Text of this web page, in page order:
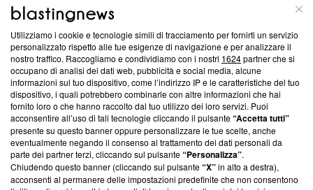
ABOUT
Questa sezione offre informazioni trasparenti su Blasting
News, sui nostri processi editoriali e su come ci impegniamo a
creare news di qualità. Inoltre, afferma la nostra aderenza a
‘Trust Project - News with Integrity’Blasting News non è
ancora membro del programma, ma ha richiesto di farne
parte; Trust Project non ha ancora effettuato una verifica di
conformità agli standard.
Su di noi
Team editoriale
Utilizziamo i cookie e tecnologie simili di tracciamento per fornirti un servizio
personalizzato rispetto alle tue esigenze di navigazione e per analizzare il
nostro traffico. Raccogliamo e condividiamo con i nostri 1624partner che si
occupano di analisi dei dati web, pubblicità e social media, alcune
informazioni sul tuo dispositivo, come l’indirizzo IP e le caratteristiche del tuo
dispositivo, i quali potrebbero combinarle con altre informazioni che hai
fornito loro o che hanno raccolto dal tuo utilizzo dei loro servizi. Puoi
acconsentire all’uso di tali tecnologie cliccando il pulsante“Accetta tutti”
presente su questo banner oppure personalizzare le tue scelte, anche
eventualmente negando il consenso al trattamento dei dati personali da
parte dei partner terzi, cliccando sul pulsante“Personalizza”.
Chiudendo questo banner (cliccando sul pulsante“X”in alto a destra),
acconsenti al permanere delle impostazioni predefinite che non consentono